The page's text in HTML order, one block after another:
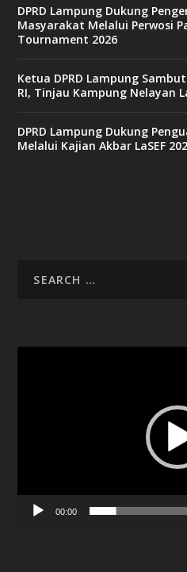
DPRD Lampung Dukung
Masyarakat Melalui Perwosi
Tournament 2026
Ketua DPRD Lampung
RI, Tinjau Kampung Nelayan
DPRD Lampung Dukung
Melalui Kajian Akbar LaSEF
00:00